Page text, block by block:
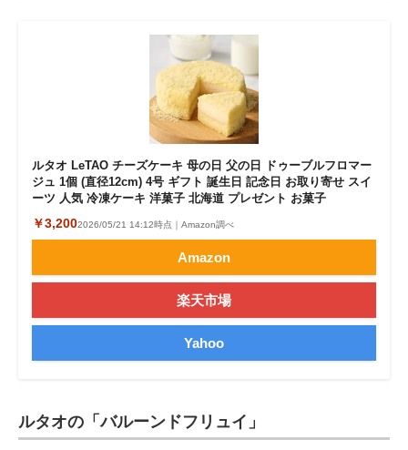
ルタオ LeTAO チーズケーキ 母の日 父の日 ドゥーブルフロマー
ジュ 1個 (直径12cm) 4号 ギフト 誕生日 記念日 お取り寄せ スイ
ーツ 人気 冷凍ケーキ 洋菓子 北海道 プレゼント お菓子
￥3,2002026/05/21 14:12時点｜Amazon調べ
Amazon
楽天市場
Yahoo
ルタオの「バルーンドフリュイ」